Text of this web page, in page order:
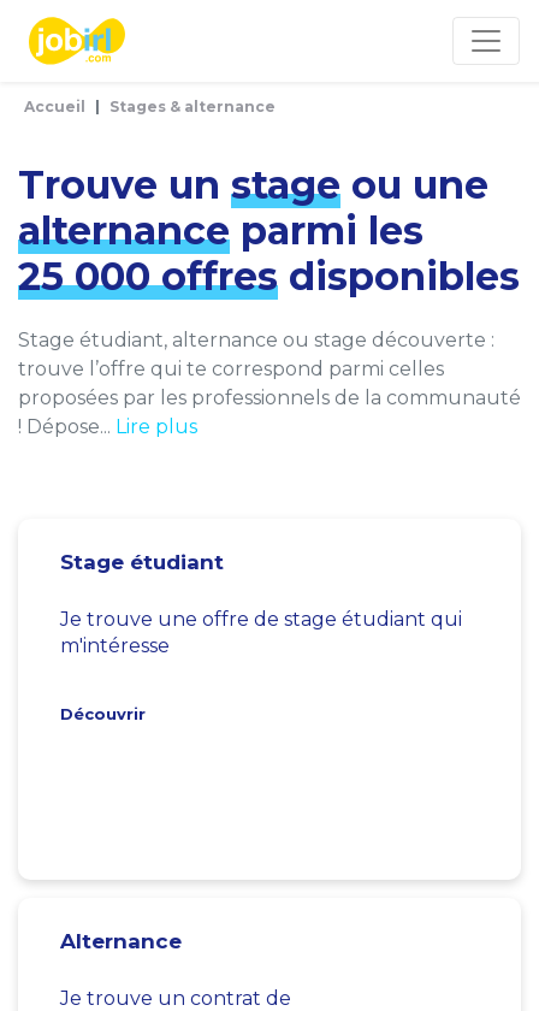
Accueil Stages & alternance
Trouve un stage ou une
alternance parmi les
25 000 offres disponibles
Stage étudiant, alternance ou stage découverte :
trouve l’offre qui te correspond parmi celles
proposées par les professionnels de la communauté
! Dépose... Lire plus
Stage étudiant
Je trouve une offre de stage étudiant qui
m'intéresse
Découvrir
Alternance
Je trouve un contrat de
Panneau de gestion des cookies